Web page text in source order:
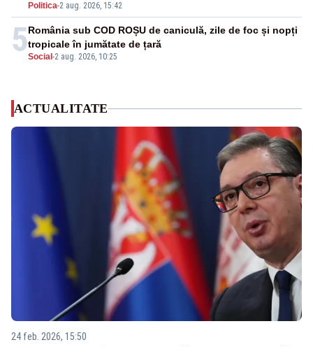
Politica-2 aug. 2026, 15:42
5Social -2 aug. 2026, 10:25
România sub COD ROȘU de caniculă, zile de foc și nopți
tropicale în jumătate de țară
ACTUALITATE
24 feb. 2026, 15:50